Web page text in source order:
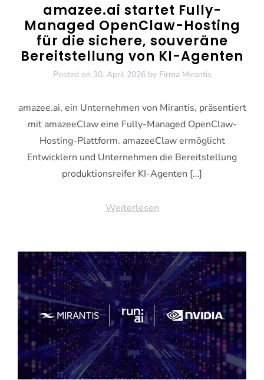
amazee.ai startet Fully-
Managed OpenClaw-Hosting
für die sichere, souveräne
Bereitstellung von KI-Agenten
Posted on 30. April 2026by Firma Mirantis
amazee.ai, ein Unternehmen von Mirantis, präsentiert
mit amazeeClaw eine Fully-Managed OpenClaw-
Hosting-Plattform. amazeeClaw ermöglicht
Entwicklern und Unternehmen die Bereitstellung
produktionsreifer KI-Agenten […]
Weiterlesen